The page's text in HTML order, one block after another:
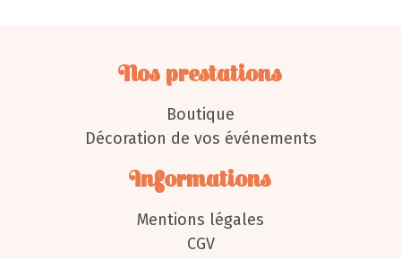
Nos prestations
Boutique
Décoration de vos événements
Informations
Mentions légales
CGV